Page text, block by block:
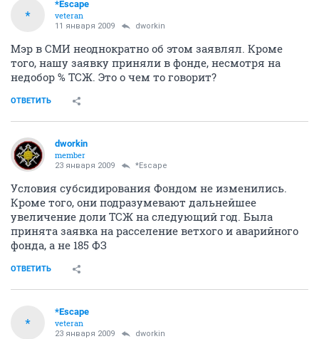
*
*Escape
veteran
11 января 2009 dworkin
Мэр в СМИ неоднократно об этом заявлял. Кроме
того, нашу заявку приняли в фонде, несмотря на
недобор % ТСЖ. Это о чем то говорит?
ОТВЕТИТЬ
dworkin
member
23 января 2009 *Escape
Условия субсидирования Фондом не изменились.
Кроме того, они подразумевают дальнейшее
увеличение доли ТСЖ на следующий год. Была
принята заявка на расселение ветхого и аварийного
фонда, а не 185 ФЗ
ОТВЕТИТЬ
*
*Escape
veteran
23 января 2009 dworkin